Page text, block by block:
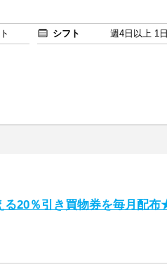
シフト
週4日以上 1
る20％引き買物券を毎月配